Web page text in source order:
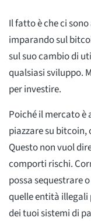
Il fatto è che ci
imparando sul
sul suo cambio di
qualsiasi sviluppo.
per investire.
Poiché il mercato
piazzare su
Questo non vuol
comporti rischi.
possa sequestrare
quelle entità illegali
dei tuoi sistemi di